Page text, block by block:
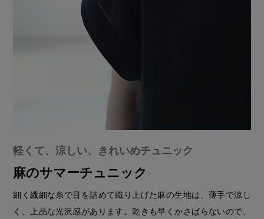
軽くて、涼しい、きれいめチュニック
麻のサマーチュニック
細く繊細な糸で目を詰めて織り上げた麻の生地は、薄手で涼し
く、上品な光沢感があります。乾きも早くかさばらないので、